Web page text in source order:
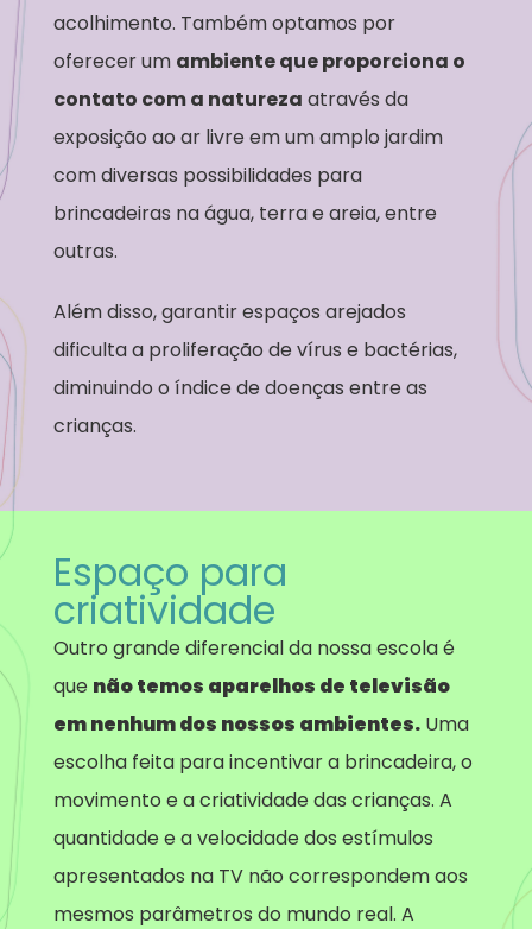
acolhimento. Também optamos por
oferecer um ambiente que proporciona o
contato com a natureza através da
exposição ao ar livre em um amplo jardim
com diversas possibilidades para
brincadeiras na água, terra e areia, entre
outras.
Além disso, garantir espaços arejados
dificulta a proliferação de vírus e bactérias,
diminuindo o índice de doenças entre as
crianças.
Espaço para
criatividade
Outro grande diferencial da nossa escola é
que não temos aparelhos de televisão
em nenhum dos nossos ambientes.Uma
escolha feita para incentivar a brincadeira, o
movimento e a criatividade das crianças. A
quantidade e a velocidade dos estímulos
apresentados na TV não correspondem aos
mesmos parâmetros do mundo real. A